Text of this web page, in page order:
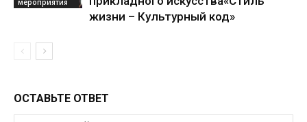
мероприятия
жизни – Культурный код»
ОСТАВЬТЕ ОТВЕТ